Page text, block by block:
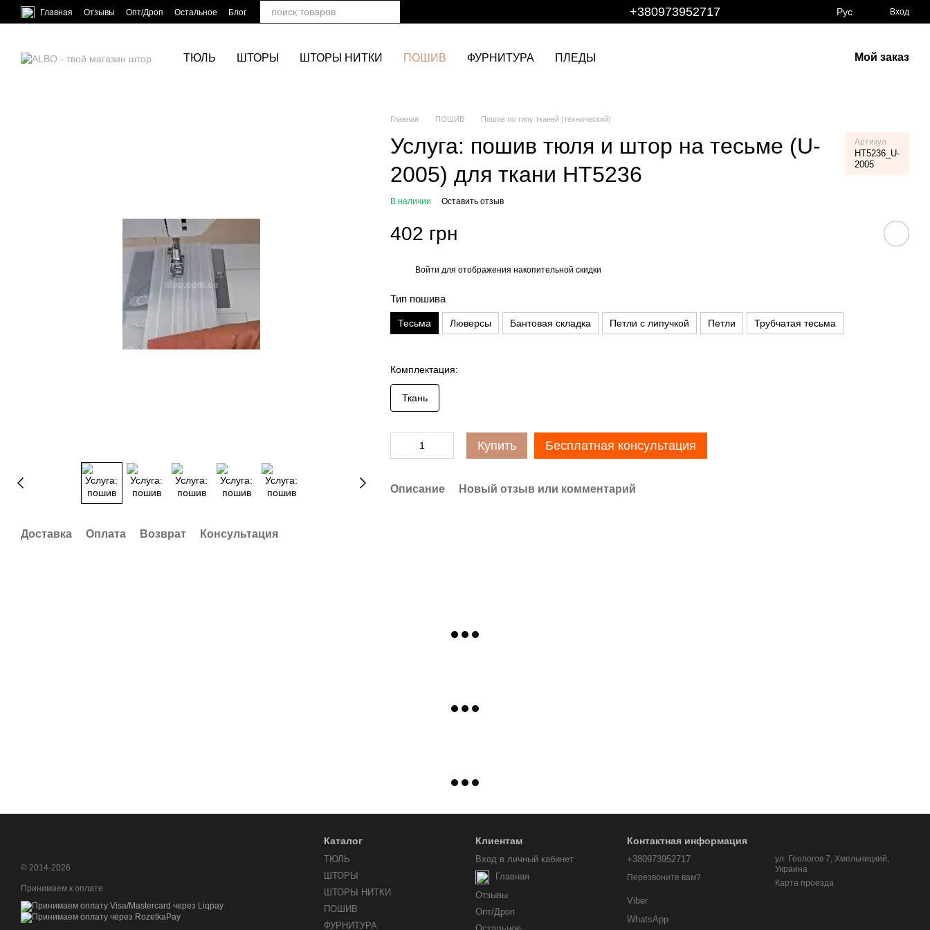
Перейти к основному контенту
Главная Отзывы Опт/Дроп Остальное Блог +380973952717 Рус Вход
ТЮЛЬ ШТОРЫ ШТОРЫ НИТКИ ПОШИВ ФУРНИТУРА ПЛЕДЫ Мой заказ
Доставка Оплата Возврат Консультация
Главная ПОШИВ Пошив по типу тканей (технический)
Услуга: пошив тюля и штор на тесьме (U-
2005) для ткани HT5236
Артикул
HT5236_U-
2005
В наличии Оставить отзыв
402 грн
Войти для отображения накопительной скидки
Тип пошива
Тесьма Люверсы Бантовая складка Петли с липучкой Петли Трубчатая тесьма
Комплектация:
Ткань
Купить Бесплатная консультация
Описание Новый отзыв или комментарий
© 2014-2026
Принимаем к оплате
Каталог
ТЮЛЬ
ШТОРЫ
ШТОРЫ НИТКИ
ПОШИВ
ФУРНИТУРА
Клиентам
Вход в личный кабинет
Главная
Отзывы
Опт/Дроп
Контактная информация
+380973952717
Перезвоните вам?
Viber
WhatsApp
ул. Геологов 7, Хмельницкий,
Украина
Карта проезда